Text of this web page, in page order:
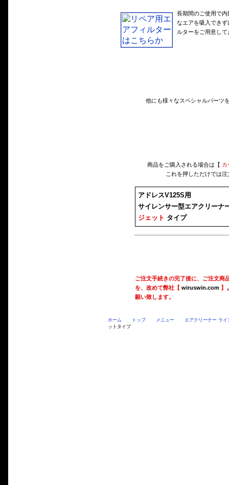
長期間のご使用で
なエアを吸入でき
ルターをご用意し
他にも様々なスペシャルパーツ
商品をご購入される場合は【 カ
これを押しただけでは
アドレスV125S用
サイレンサー型エアクリーナ
ジェット タイプ
ご注文手続きの完了後に、ご注文商
を、改めて弊社【 wiruswin.com】
願い致します。
ホーム トップ メニュー
エアクリーナー ライ
ットタイプ